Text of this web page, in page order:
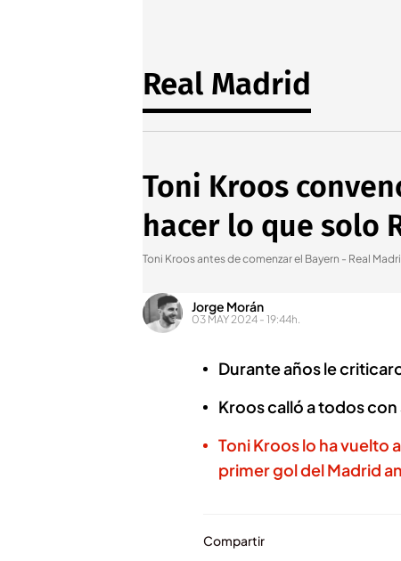
Real Madrid
Toni Kroos
hacer lo que solo
Toni Kroos antes de comenzar el Bayern - Real
Jorge Morán
03 MAY 2024 - 19:44h.
Durante años le
Kroos calló a todos
Toni Kroos lo ha vuelto
primer gol del Madrid
Compartir